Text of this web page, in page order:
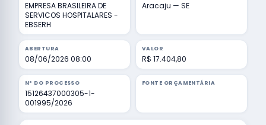
EMPRESA BRASILEIRA DE
SERVICOS HOSPITALARES -
EBSERH
Aracaju — SE
ABERTURA
08/06/2026 08:00
VALOR
R$ 17.404,80
Nº DO PROCESSO
15126437000305-1-
001995/2026
FONTE ORÇAMENTÁRIA